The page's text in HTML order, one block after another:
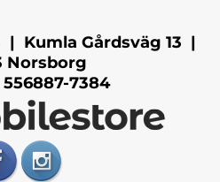
| Kumla Gårdsväg 13 |
Norsborg
7384